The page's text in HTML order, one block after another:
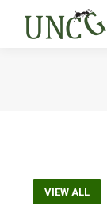
VIEW ALL